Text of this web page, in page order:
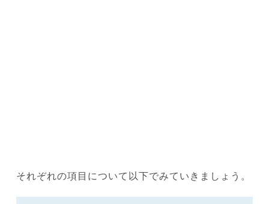
それぞれの項目について以下でみていきましょう。